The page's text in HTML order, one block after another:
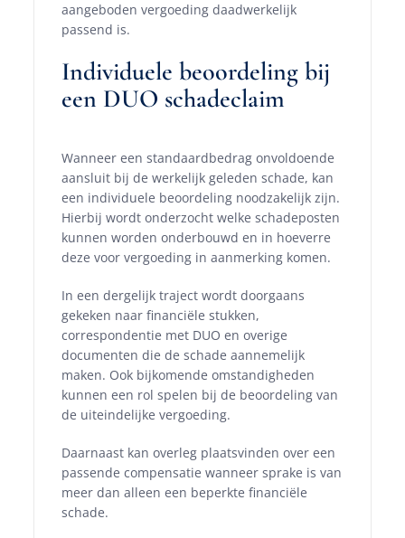
aangeboden vergoeding daadwerkelijk
passend is.
Individuele beoordeling bij
een DUO schadeclaim
Wanneer een standaardbedrag onvoldoende
aansluit bij de werkelijk geleden schade, kan
een individuele beoordeling noodzakelijk zijn.
Hierbij wordt onderzocht welke schadeposten
kunnen worden onderbouwd en in hoeverre
deze voor vergoeding in aanmerking komen.
In een dergelijk traject wordt doorgaans
gekeken naar financiële stukken,
correspondentie met DUO en overige
documenten die de schade aannemelijk
maken. Ook bijkomende omstandigheden
kunnen een rol spelen bij de beoordeling van
de uiteindelijke vergoeding.
Daarnaast kan overleg plaatsvinden over een
passende compensatie wanneer sprake is van
meer dan alleen een beperkte financiële
schade.